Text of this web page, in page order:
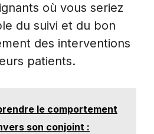
où vous seriez
du suivi et du bon
des interventions
patients.
le comportement
son conjoint :